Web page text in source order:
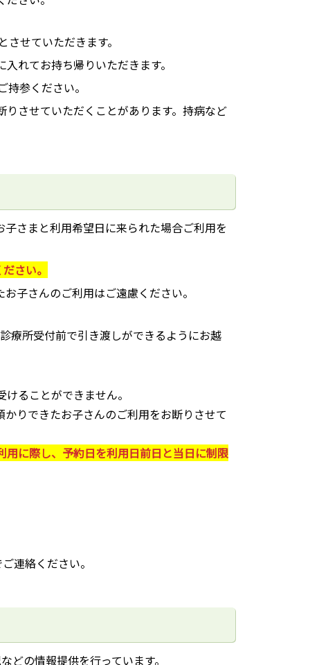
せていただきます。
れてお持ち帰りいただきます。
参ください。
させていただくことがあります。持病など
さまと利用希望日に来られた場合ご利用を
さい。
子さんのご利用はご遠慮ください。
療所受付前で引き渡しができるようにお越
ることができません。
りできたお子さんのご利用をお断りさせて
に際し、予約日を利用日前日と当日に制限
連絡ください。
どの情報提供を行っています。